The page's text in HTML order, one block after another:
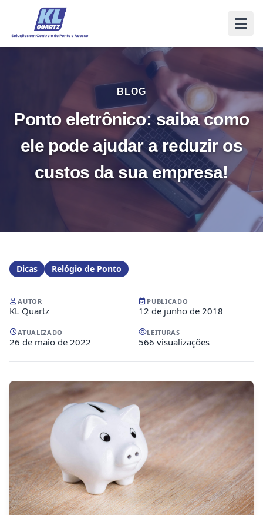
BLOG
Ponto eletrônico: saiba como
ele pode ajudar a reduzir os
custos da sua empresa!
Dicas Relógio de Ponto
AUTOR
KL Quartz
PUBLICADO
12 de junho de 2018
ATUALIZADO
26 de maio de 2022
LEITURAS
566 visualizações